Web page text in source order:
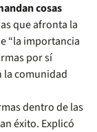
cosas
que afronta la
“la importancia
por sí
la comunidad
dentro de las
éxito. Explicó